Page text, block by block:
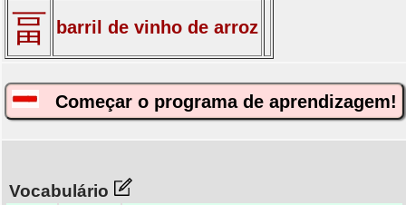
畐 barril de vinho de arroz
Começar o programa de aprendizagem!
Vocabulário